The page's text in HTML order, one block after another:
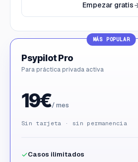
Empezar gratis
MÁS POPULAR
Psypilot Pro
Para práctica privada activa
19€/ mes
Sin tarjeta · sin permanencia
Casos ilimitados